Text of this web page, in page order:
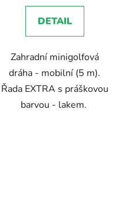
DETAIL
Zahradní minigolfová
dráha - mobilní (5 m).
Řada EXTRA s práškovou
barvou - lakem.